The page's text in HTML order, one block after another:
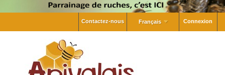
Connexion
Français
Contactez-nous